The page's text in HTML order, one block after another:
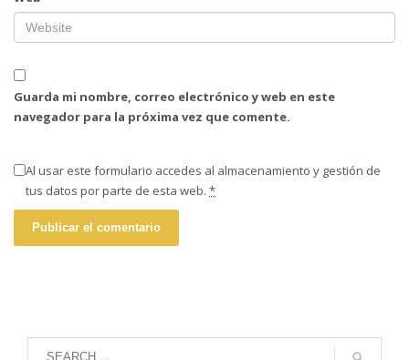
Guarda mi nombre, correo electrónico y web en este
navegador para la próxima vez que comente.
Al usar este formulario accedes al almacenamiento y gestión de
tus datos por parte de esta web. *